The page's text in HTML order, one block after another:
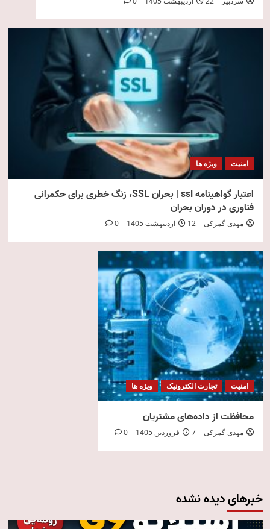
امنیت ویژه ها
اعتبار گواهینامه ssl | بحران SSL، زنگ خطری برای حکمرانی
فناوری در دوران بحران
مهدی گمرکی 12 اردیبهشت 1405 0
امنیت تجارت الکترونیک ویژه ها
محافظت از داده‌های مشتریان
مهدی گمرکی 7 فروردین 1405 0
خبرهای دیده نشده